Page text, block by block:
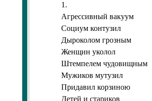
1.
Агрессивный вакуум
Социум контузил
Дыроколом грозным
Женщин уколол
Штемпелем чудовищным
Мужиков мутузил
Придавил корзиною
Детей и стариков